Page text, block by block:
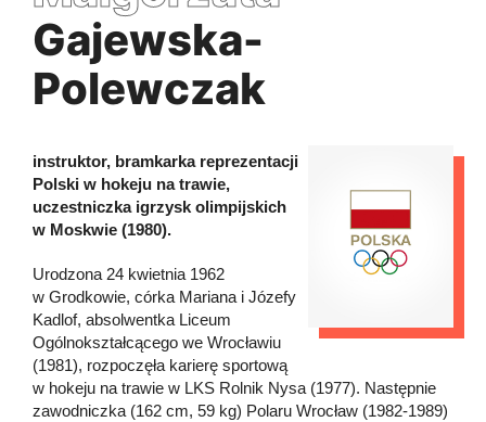
Gajewska-
Polewczak
instruktor, bramkarka reprezentacji
Polski w hokeju na trawie,
uczestniczka igrzysk olimpijskich
w Moskwie (1980).
Urodzona 24 kwietnia 1962
w Grodkowie, córka Mariana i Józefy
Kadlof, absolwentka Liceum
Ogólnokształcącego we Wrocławiu
(1981), rozpoczęła karierę sportową
w hokeju na trawie w LKS Rolnik Nysa (1977). Następnie
zawodniczka (162 cm, 59 kg) Polaru Wrocław (1982-1989)